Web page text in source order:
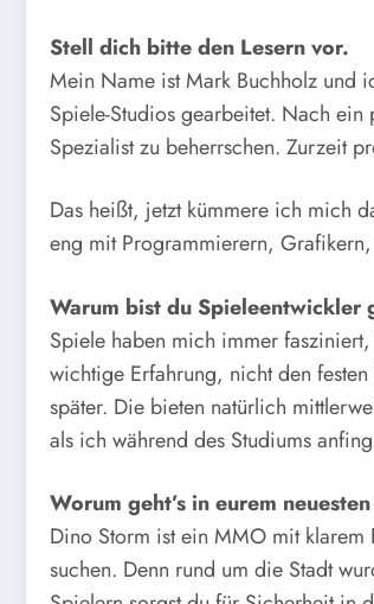
Stell dich bitte den Lesern vor.
Mein Name ist Mark Buchholz und
Spiele-Studios gearbeitet. Nach ein
Spezialist zu beherrschen. Zurzeit
Das heißt, jetzt kümmere ich mich
eng mit Programmierern,
Warum bist du Spieleentwickler
Spiele haben mich immer
wichtige Erfahrung, nicht den
später. Die bieten natürlich
als ich während des Studiums
Worum geht’s in eurem
Dino Storm ist ein MMO mit
suchen. Denn rund um die Stadt